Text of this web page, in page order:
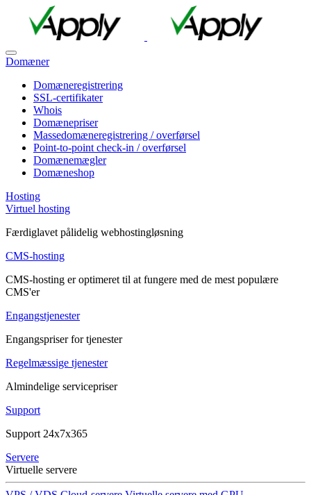
Domæner
Domæneregistrering
SSL-certifikater
Whois
Domænepriser
Massedomæneregistrering / overførsel
Point-to-point check-in / overførsel
Domænemægler
Domæneshop
Hosting
Virtuel hosting
Færdiglavet pålidelig webhostingløsning
CMS-hosting
CMS-hosting er optimeret til at fungere med de mest populære
CMS'er
Engangstjenester
Engangspriser for tjenester
Regelmæssige tjenester
Almindelige servicepriser
Support
Support 24x7x365
Servere
Virtuelle servere